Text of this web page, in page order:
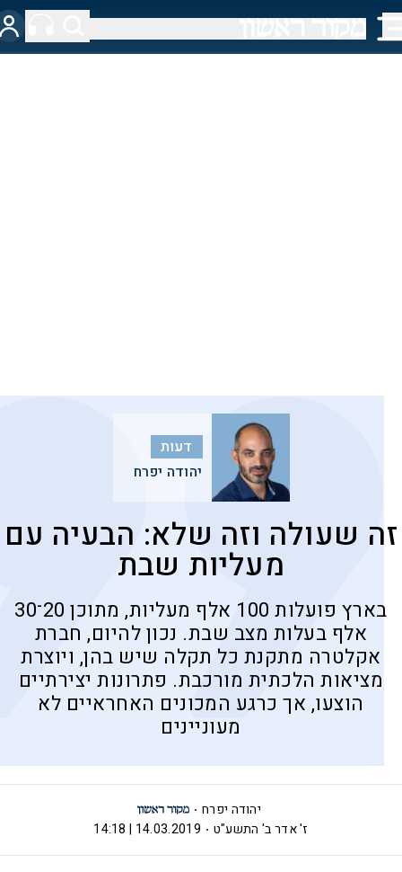
דעות
יהודה יפרח
זה שעולה וזה שלא: הבעיה עם
מעליות שבת
בארץ פועלות 100 אלף מעליות, מתוכן 20־30
אלף בעלות מצב שבת. נכון להיום, חברת
אקלטרה מתקנת כל תקלה שיש בהן, ויוצרת
מציאות הלכתית מורכבת. פתרונות יצירתיים
הוצעו, אך כרגע המכונים האחראיים לא
מעוניינים
יהודה יפרח
ז' אדר ב' התשע"ט
14.03.2019 | 14:18